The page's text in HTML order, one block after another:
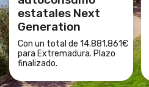
estatales Next
Generation
Con un total de 14.881.861€
para Extremadura. Plazo
finalizado.